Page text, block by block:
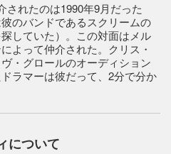
されたのは1990年9月だった
のバンドであるスクリームの
していた）。この対面はメル
よって仲介された。クリス・
・グロールのオーディション
ラマーは彼だって、2分で分か
について